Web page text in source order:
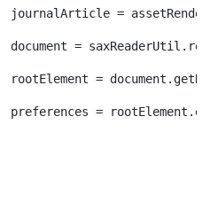
journalArticle =
document =
rootElement =
preferences =